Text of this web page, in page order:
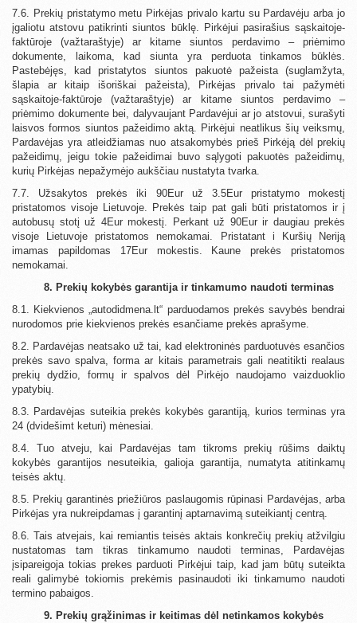
7.6. Prekių pristatymo metu Pirkėjas privalo kartu su Pardavėju arba jo
įgaliotu atstovu patikrinti siuntos būklę. Pirkėjui pasirašius sąskaitoje-
faktūroje (važtaraštyje) ar kitame siuntos perdavimo – priėmimo
dokumente, laikoma, kad siunta yra perduota tinkamos būklės.
Pastebėjęs, kad pristatytos siuntos pakuotė pažeista (suglamžyta,
šlapia ar kitaip išoriškai pažeista), Pirkėjas privalo tai pažymėti
sąskaitoje-faktūroje (važtaraštyje) ar kitame siuntos perdavimo –
priėmimo dokumente bei, dalyvaujant Pardavėjui ar jo atstovui, surašyti
laisvos formos siuntos pažeidimo aktą. Pirkėjui neatlikus šių veiksmų,
Pardavėjas yra atleidžiamas nuo atsakomybės prieš Pirkėją dėl prekių
pažeidimų, jeigu tokie pažeidimai buvo sąlygoti pakuotės pažeidimų,
kurių Pirkėjas nepažymėjo aukščiau nustatyta tvarka.
7.7. Užsakytos prekės iki 90Eur už 3.5Eur pristatymo mokestį
pristatomos visoje Lietuvoje. Prekės taip pat gali būti pristatomos ir į
autobusų stotį už 4Eur mokestį. Perkant už 90Eur ir daugiau prekės
visoje Lietuvoje pristatomos nemokamai. Pristatant i Kuršių Neriją
imamas papildomas 17Eur mokestis. Kaune prekės pristatomos
nemokamai.
8. Prekių kokybės garantija ir tinkamumo naudoti terminas
8.1. Kiekvienos „autodidmena.lt“ parduodamos prekės savybės bendrai
nurodomos prie kiekvienos prekės esančiame prekės aprašyme.
8.2. Pardavėjas neatsako už tai, kad elektroninės parduotuvės esančios
prekės savo spalva, forma ar kitais parametrais gali neatitikti realaus
prekių dydžio, formų ir spalvos dėl Pirkėjo naudojamo vaizduoklio
ypatybių.
8.3. Pardavėjas suteikia prekės kokybės garantiją, kurios terminas yra
24 (dvidešimt keturi) mėnesiai.
8.4. Tuo atveju, kai Pardavėjas tam tikroms prekių rūšims daiktų
kokybės garantijos nesuteikia, galioja garantija, numatyta atitinkamų
teisės aktų.
8.5. Prekių garantinės priežiūros paslaugomis rūpinasi Pardavėjas, arba
Pirkėjas yra nukreipdamas į garantinį aptarnavimą suteikiantį centrą.
8.6. Tais atvejais, kai remiantis teisės aktais konkrečių prekių atžvilgiu
nustatomas tam tikras tinkamumo naudoti terminas, Pardavėjas
įsipareigoja tokias prekes parduoti Pirkėjui taip, kad jam būtų suteikta
reali galimybė tokiomis prekėmis pasinaudoti iki tinkamumo naudoti
termino pabaigos.
9. Prekių grąžinimas ir keitimas dėl netinkamos kokybės